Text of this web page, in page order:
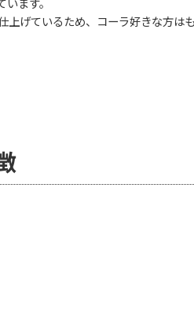
ます。
上げているため、コーラ好きな方は